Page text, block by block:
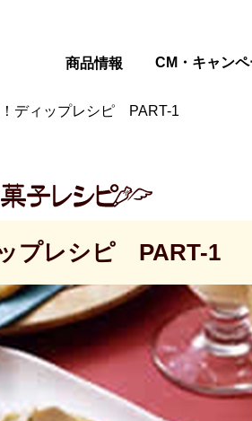
商品情報 CM・キャン
ディップレシピ PART-1
プレシピ PART-1